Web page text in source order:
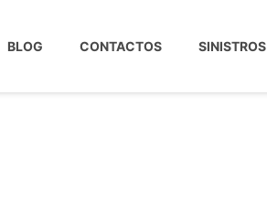
BLOG CONTACTOS SINISTROS